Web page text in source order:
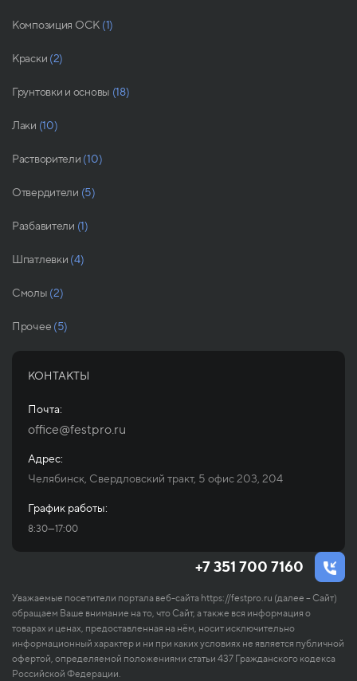
Композиция ОСК (1)
Краски (2)
Грунтовки и основы (18)
Лаки (10)
Растворители (10)
Отвердители (5)
Разбавители (1)
Шпатлевки (4)
Смолы (2)
Прочее (5)
КОНТАКТЫ
Почта:
office@festpro.ru
Адрес:
Челябинск, Свердловский тракт, 5 офис 203, 204
График работы:
8:30—17:00
+7 351 700 7160
Уважаемые посетители портала веб-сайта https://festpro.ru (далее – Сайт)
обращаем Ваше внимание на то, что Сайт, а также вся информация о
товарах и ценах, предоставленная на нём, носит исключительно
информационный характер и ни при каких условиях не является публичной
офертой, определяемой положениями статьи 437 Гражданского кодекса
Российской Федерации.